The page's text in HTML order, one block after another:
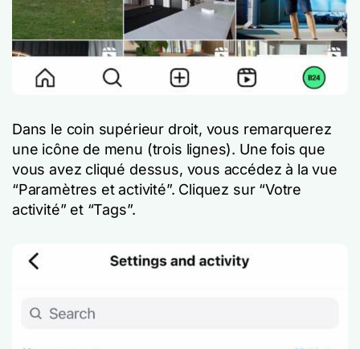
Dans le coin supérieur droit, vous remarquerez
une icône de menu (trois lignes). Une fois que
vous avez cliqué dessus, vous accédez à la vue
“Paramètres et activité”. Cliquez sur “Votre
activité” et “Tags”.